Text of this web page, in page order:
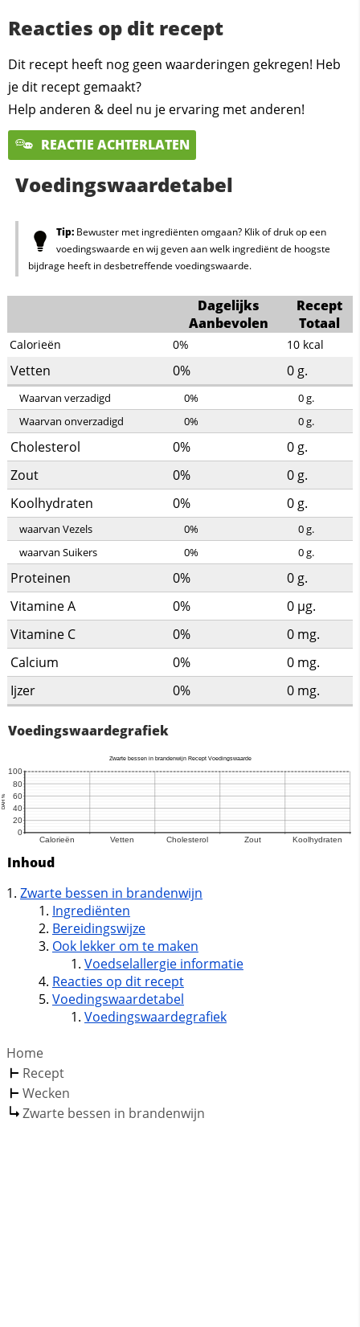
Reacties op dit recept
Dit recept heeft nog geen waarderingen gekregen! Heb
je dit recept gemaakt?
Help anderen & deel nu je ervaring met anderen!
REACTIE ACHTERLATEN
Voedingswaardetabel
Tip:Bewuster met ingrediënten omgaan? Klik of druk op een
voedingswaarde en wij geven aan welk ingrediënt de hoogste
bijdrage heeft in desbetreffende voedingswaarde.
Dagelijks
Aanbevolen
Recept
Totaal
Calorieën 0% 10 kcal
Vetten 0% 0g.
Waarvan verzadigd 0% 0g.
Waarvan onverzadigd
0% 0g.
Cholesterol 0% 0g.
Zout
0% 0g.
Koolhydraten
0% 0g.
waarvan Vezels 0% 0g.
waarvan Suikers
0% 0g.
Proteinen 0% 0g.
Vitamine A
0% 0 µg.
Vitamine C
0% 0 mg.
Calcium
0% 0 mg.
Ijzer
0% 0 mg.
Voedingswaardegrafiek
Inhoud
Zwarte bessen in brandenwijn
Ingrediënten
Bereidingswijze
Ook lekker om te maken
Voedselallergie informatie
Reacties op dit recept
Voedingswaardetabel
Voedingswaardegrafiek
Home
Recept
Wecken
Zwarte bessen in brandenwijn